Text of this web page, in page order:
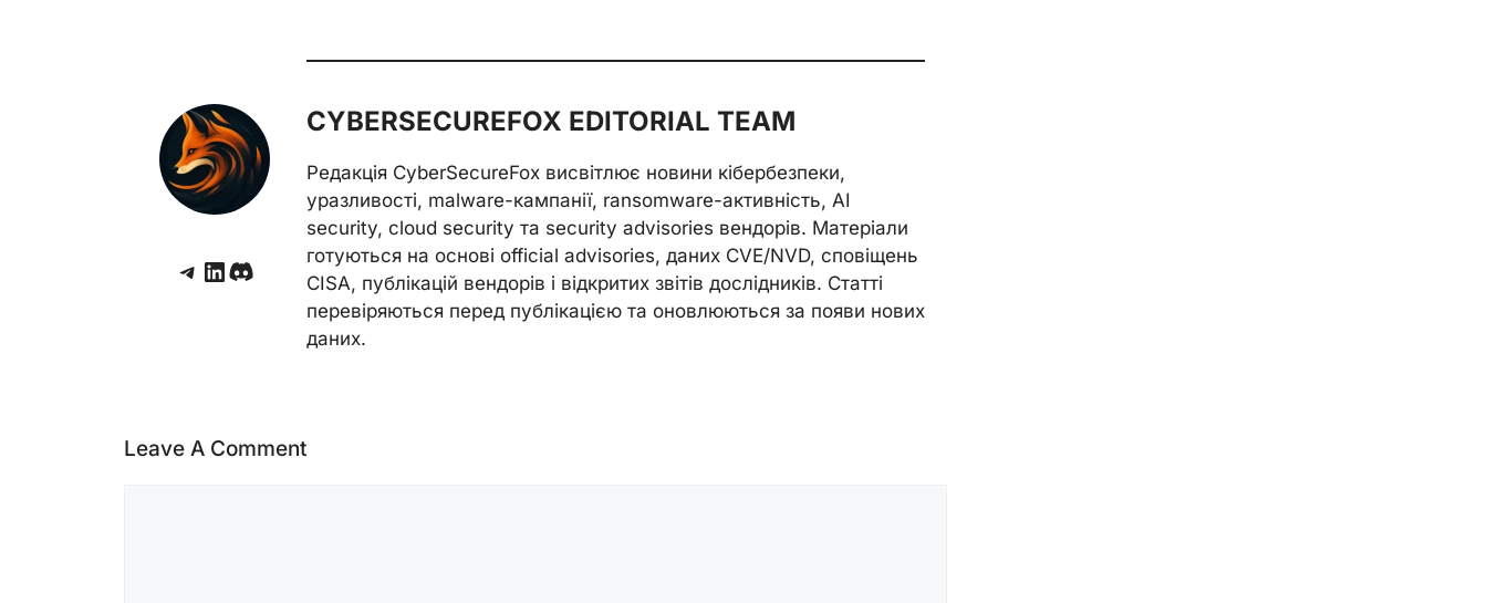
Telegram
LinkedIn
Discord
CYBERSECUREFOX EDITORIAL TEAM
Редакція CyberSecureFox висвітлює новини кібербезпеки,
уразливості, malware-кампанії, ransomware-активність, AI
security, cloud security та security advisories вендорів. Матеріали
готуються на основі official advisories, даних CVE/NVD, сповіщень
CISA, публікацій вендорів і відкритих звітів дослідників. Статті
перевіряються перед публікацією та оновлюються за появи нових
даних.
Leave A Comment